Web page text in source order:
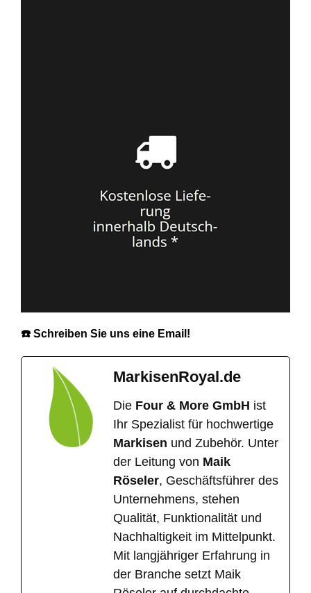
☎️ Schreiben Sie uns eine Email!
MarkisenRoyal.de
Die Four & More GmbH ist
Ihr Spezialist für hochwertige
Markisen und Zubehör. Unter
der Leitung von Maik
Röseler, Geschäftsführer des
Unternehmens, stehen
Qualität, Funktionalität und
Nachhaltigkeit im Mittelpunkt.
Mit langjähriger Erfahrung in
der Branche setzt Maik